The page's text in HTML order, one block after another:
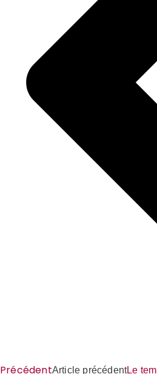
PrécédentArticle précédentLe